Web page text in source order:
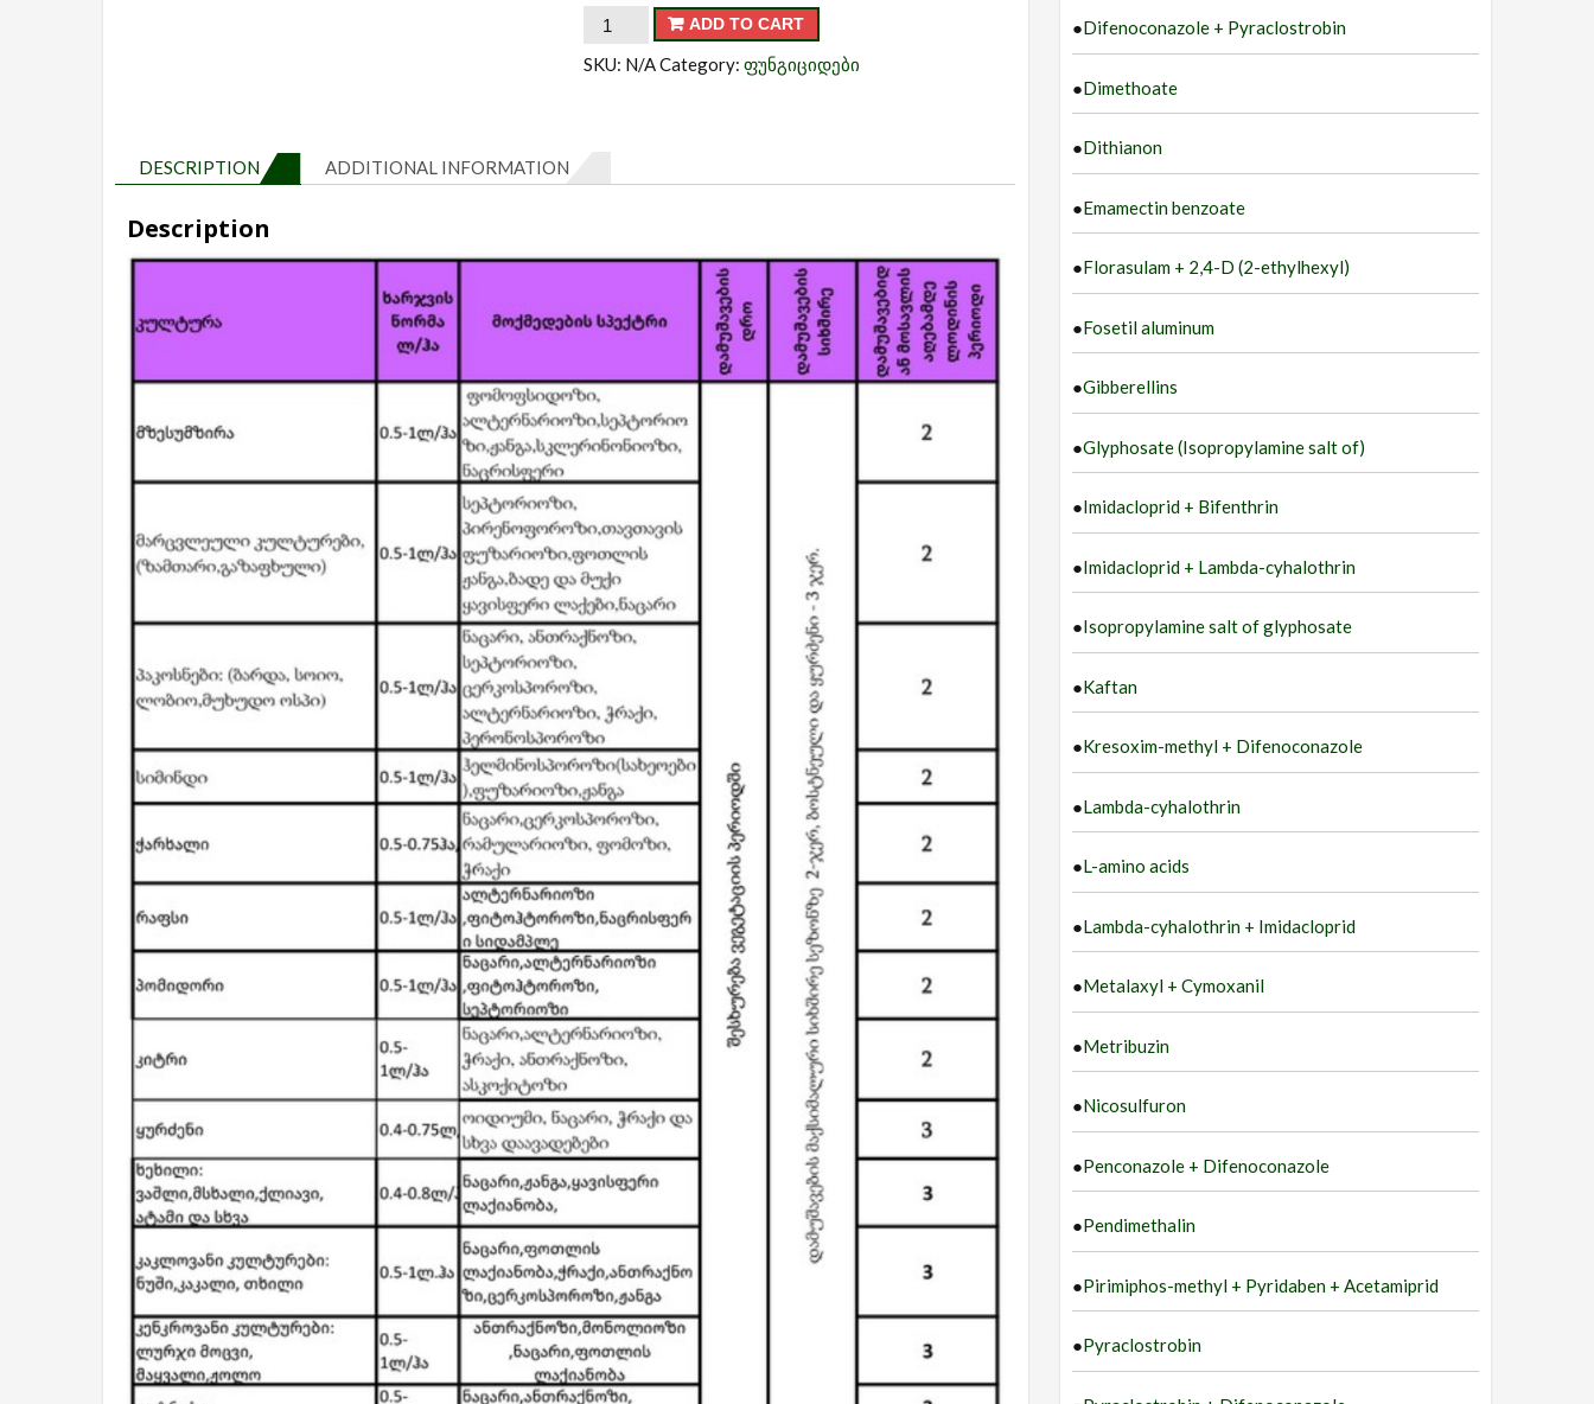
უნიკალი
ADD TO CART
SKU: N/ACategory:ფუნგიციდები
DESCRIPTION ADDITIONAL INFORMATION
Description
●Difenoconazole + Pyraclostrobin
●Dimethoate
●Dithianon
●Emamectin benzoate
●Florasulam + 2,4-D (2-ethylhexyl)
●Fosetil aluminum
●Gibberellins
●Glyphosate (Isopropylamine salt of)
●Imidacloprid + Bifenthrin
●Imidacloprid + Lambda-cyhalothrin
●Isopropylamine salt of glyphosate
●Kaftan
●Kresoxim-methyl + Difenoconazole
●Lambda-cyhalothrin
●L-amino acids
●Lambda-cyhalothrin + Imidacloprid
●Metalaxyl + Cymoxanil
●Metribuzin
●Nicosulfuron
●Penconazole + Difenoconazole
●Pendimethalin
●Pirimiphos-methyl + Pyridaben + Acetamiprid
●Pyraclostrobin